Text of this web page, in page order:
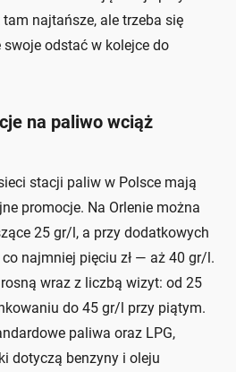
najtańsze, ale trzeba się
swoje odstać w kolejce do
na paliwo wciąż
stacji paliw w Polsce mają
promocje. Na Orlenie można
25 gr/l, a przy dodatkowych
najmniej pięciu zł — aż 40 gr/l.
wraz z liczbą wizyt: od 25
do 45 gr/l przy piątym.
paliwa oraz LPG,
dotyczą benzyny i oleju